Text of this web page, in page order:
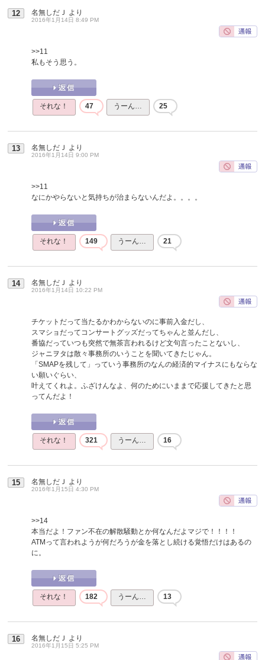
12 名無しだＪ より
2016年1月14日 8:49 PM
>>11
私もそう思う。
それな！ 47 うーん… 25
13 名無しだＪ より
2016年1月14日 9:00 PM
>>11
なにかやらないと気持ちが治まらないんだよ。。。。
それな！ 149 うーん… 21
14 名無しだＪ より
2016年1月14日 10:22 PM
チケットだって当たるかわからないのに事前入金だし、
スマショだってコンサートグッズだってちゃんと並んだし、
番協だっていつも突然で無茶言われるけど文句言ったことないし、
ジャニヲタは散々事務所のいうことを聞いてきたじゃん。
「SMAPを残して」っていう事務所のなんの経済的マイナスにもならな
い願いぐらい、
叶えてくれよ。ふざけんなよ、何のためにいままで応援してきたと思
ってんだよ！
それな！ 321 うーん… 16
15 名無しだＪ より
2016年1月15日 4:30 PM
>>14
本当だよ！ファン不在の解散騒動とか何なんだよマジで！！！！
ATMって言われようが何だろうが金を落とし続ける覚悟だけはあるの
に。
それな！ 182 うーん… 13
16 名無しだＪ より
2016年1月15日 5:25 PM